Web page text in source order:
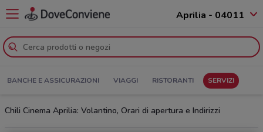
Aprilia - 04011
BANCHE E ASSICURAZIONI VIAGGI RISTORANTI SERVIZI
Chili Cinema Aprilia: Volantino, Orari di apertura e Indirizzi